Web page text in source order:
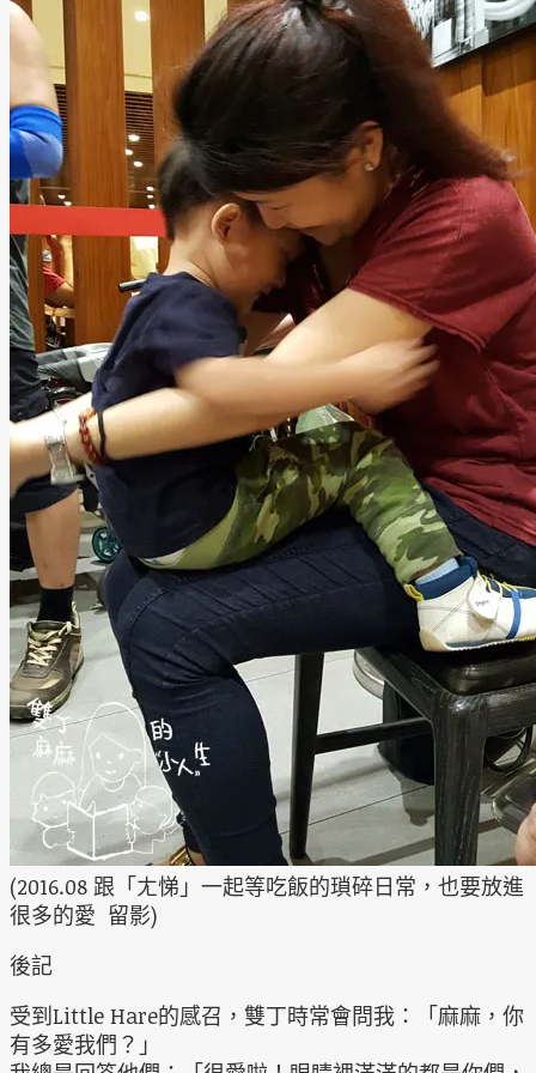
(2016.08 跟「ㄤ悌」一起等吃飯的瑣碎日常，也要放進
很多的愛 留影)
後記
受到Little Hare的感召，雙丁時常會問我：「麻麻，你
有多愛我們？」